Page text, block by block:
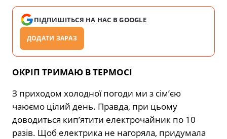
ПІДПИШІТЬСЯ НА НАС В GOOGLE
ДОДАТИ ЗАРАЗ
ОКРІП ТРИМАЮ В ТЕРМОСІ
З приходом холодної погоди ми з сім’єю
чаюємо цілий день. Правда, при цьому
доводиться кип’ятити електрочайник по 10
разів. Щоб електрика не нагоряла, придумала